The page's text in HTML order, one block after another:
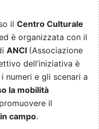
il Centro Culturale
è organizzata con il
ANCI (Associazione
dell’iniziativa è
numeri e gli scenari a
la mobilità
il
campo.